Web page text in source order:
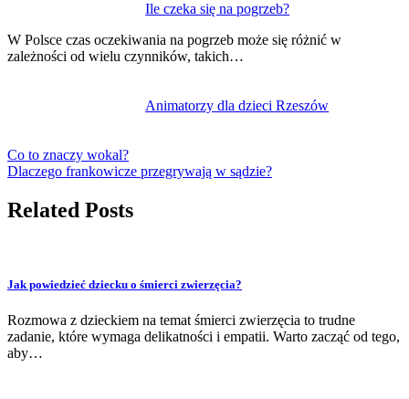
Ile czeka się na pogrzeb?
W Polsce czas oczekiwania na pogrzeb może się różnić w
zależności od wielu czynników, takich…
Animatorzy dla dzieci Rzeszów
Co to znaczy wokal?
Dlaczego frankowicze przegrywają w sądzie?
Related Posts
Jak powiedzieć dziecku o śmierci zwierzęcia?
Rozmowa z dzieckiem na temat śmierci zwierzęcia to trudne
zadanie, które wymaga delikatności i empatii. Warto zacząć od tego,
aby…